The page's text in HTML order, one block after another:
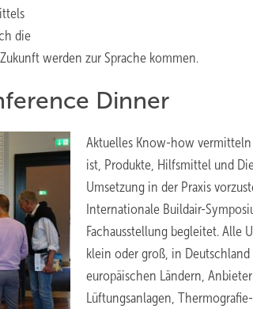
die
werden zur Sprache kommen.
Dinner
Aktuelles Know-how
ist, Produkte, Hilfsmittel und
Umsetzung in der Praxis
Internationale Buildair-
Fachausstellung begleitet. Alle
klein oder groß, in Deutschland
europäischen Ländern,
Lüftungsanlagen,